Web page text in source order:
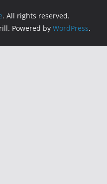
. All rights reserved.
Powered by WordPress.